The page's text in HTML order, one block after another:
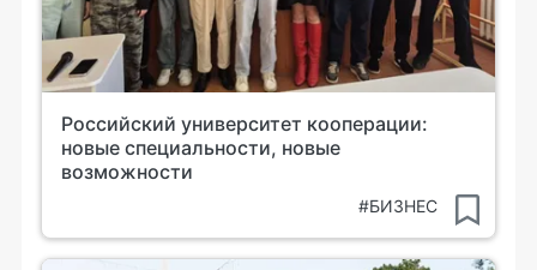
Российский университет кооперации:
новые специальности, новые
возможности
#БИЗНЕС